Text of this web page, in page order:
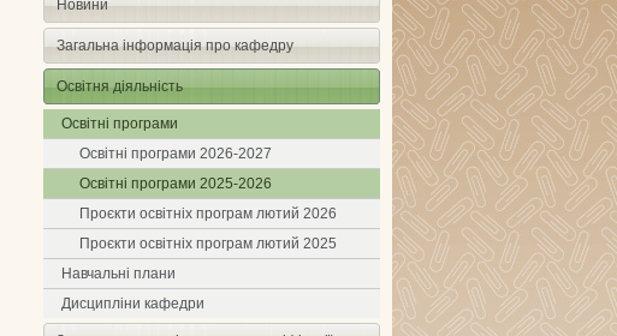
Новини
Загальна інформація про кафедру
Освітня діяльність
Освітні програми
Освітні програми 2026-2027
Освітні програми 2025-2026
Проєкти освітніх програм лютий 2026
Проєкти освітніх програм лютий 2025
Навчальні плани
Дисципліни кафедри